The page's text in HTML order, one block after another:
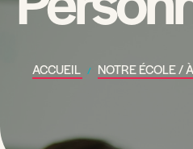
ACCUEIL NOTRE ÉCOLE /